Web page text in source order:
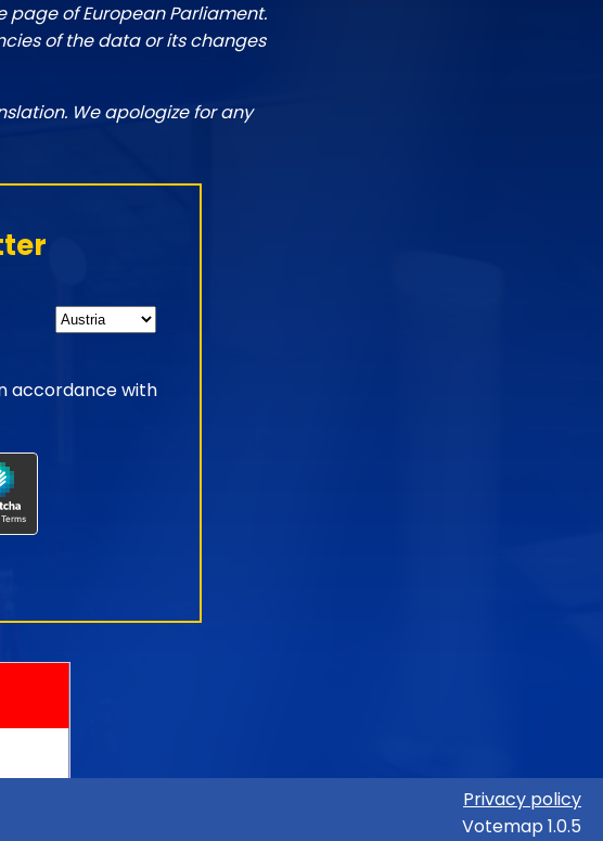
of European Parliament.
of the data or its changes
We apologize for any
accordance with
Privacy policy
Votemap 1.0.5